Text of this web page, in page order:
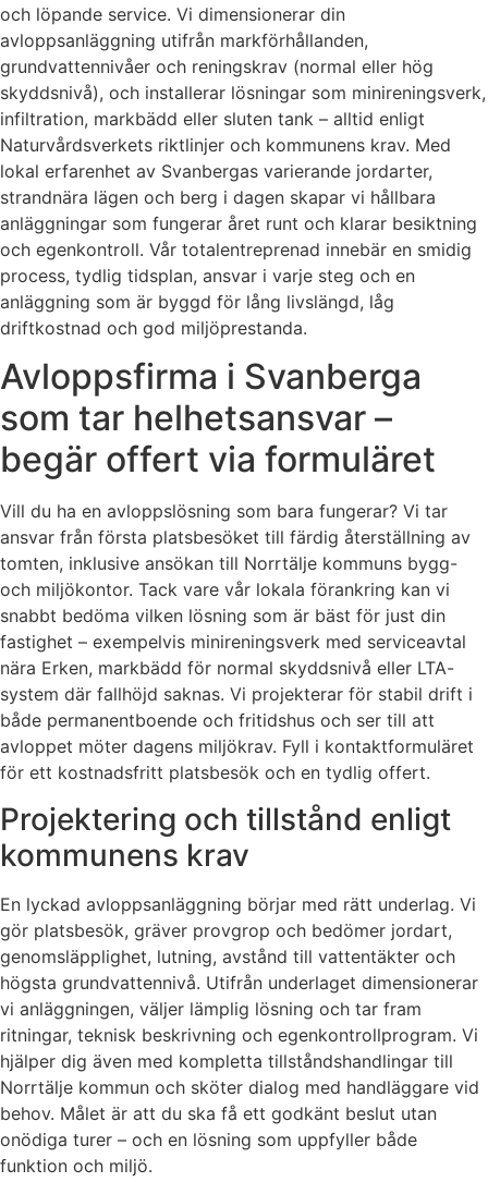
och löpande service. Vi dimensionerar din
avloppsanläggning utifrån markförhållanden,
grundvattennivåer och reningskrav (normal eller hög
skyddsnivå), och installerar lösningar som minireningsverk,
infiltration, markbädd eller sluten tank – alltid enligt
Naturvårdsverkets riktlinjer och kommunens krav. Med
lokal erfarenhet av Svanbergas varierande jordarter,
strandnära lägen och berg i dagen skapar vi hållbara
anläggningar som fungerar året runt och klarar besiktning
och egenkontroll. Vår totalentreprenad innebär en smidig
process, tydlig tidsplan, ansvar i varje steg och en
anläggning som är byggd för lång livslängd, låg
driftkostnad och god miljöprestanda.
Avloppsfirma i Svanberga
som tar helhetsansvar –
begär offert via formuläret
Vill du ha en avloppslösning som bara fungerar? Vi tar
ansvar från första platsbesöket till färdig återställning av
tomten, inklusive ansökan till Norrtälje kommuns bygg-
och miljökontor. Tack vare vår lokala förankring kan vi
snabbt bedöma vilken lösning som är bäst för just din
fastighet – exempelvis minireningsverk med serviceavtal
nära Erken, markbädd för normal skyddsnivå eller LTA-
system där fallhöjd saknas. Vi projekterar för stabil drift i
både permanentboende och fritidshus och ser till att
avloppet möter dagens miljökrav. Fyll i kontaktformuläret
för ett kostnadsfritt platsbesök och en tydlig offert.
Projektering och tillstånd enligt
kommunens krav
En lyckad avloppsanläggning börjar med rätt underlag. Vi
gör platsbesök, gräver provgrop och bedömer jordart,
genomsläpplighet, lutning, avstånd till vattentäkter och
högsta grundvattennivå. Utifrån underlaget dimensionerar
vi anläggningen, väljer lämplig lösning och tar fram
ritningar, teknisk beskrivning och egenkontrollprogram. Vi
hjälper dig även med kompletta tillståndshandlingar till
Norrtälje kommun och sköter dialog med handläggare vid
behov. Målet är att du ska få ett godkänt beslut utan
onödiga turer – och en lösning som uppfyller både
funktion och miljö.